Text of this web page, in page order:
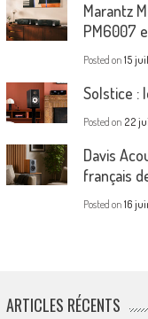
Marantz
PM6007
Posted on 15
Solstice :
Posted on 22
Davis
français
Posted on 16
ARTICLES RÉCENTS